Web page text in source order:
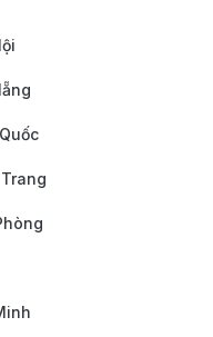
và Tết dương lịch,
hoạt động đón
mắt.
thể bỏ
như Làng Pháp,
Đi cáp treo lên Bà